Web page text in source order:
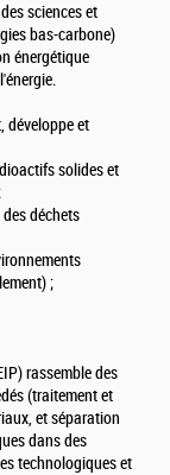
sciences et
bas-carbone)
énergétique
développe et
solides et
déchets
;
rassemble des
(traitement et
et séparation
dans des
technologiques et